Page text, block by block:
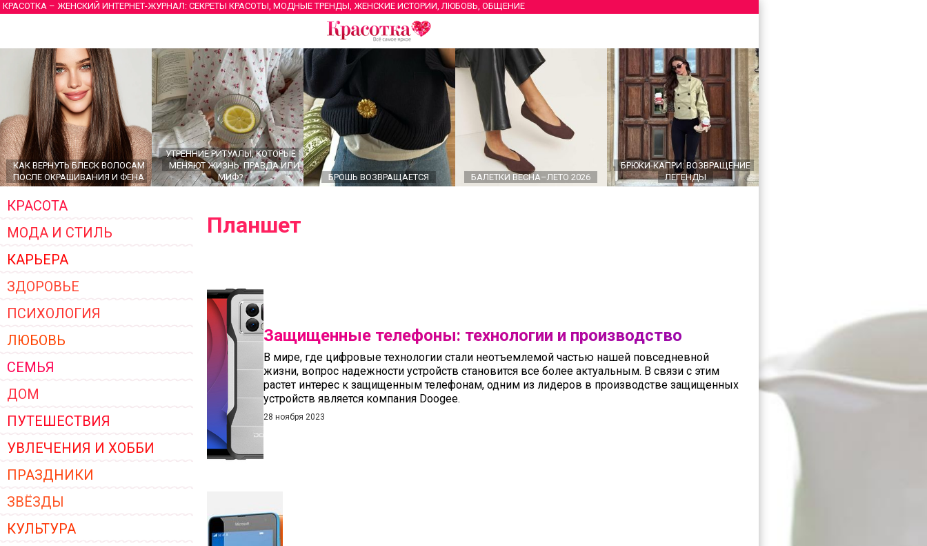
КРАСОТКА – ЖЕНСКИЙ ИНТЕРНЕТ-ЖУРНАЛ: СЕКРЕТЫ КРАСОТЫ, МОДНЫЕ ТРЕНДЫ, ЖЕНСКИЕ ИСТОРИИ, ЛЮБОВЬ, ОБЩЕНИЕ
КАК ВЕРНУТЬ БЛЕСК ВОЛОСАМ
ПОСЛЕ ОКРАШИВАНИЯ И ФЕНА
УТРЕННИЕ РИТУАЛЫ, КОТОРЫЕ
МЕНЯЮТ ЖИЗНЬ: ПРАВДА ИЛИ
МИФ?
БРОШЬ ВОЗВРАЩАЕТСЯ БАЛЕТКИ ВЕСНА–ЛЕТО 2026
БРЮКИ-КАПРИ: ВОЗВРАЩЕНИЕ
ЛЕГЕНДЫ
ГЛАВНЫЕ ТРЕНДЫ ВЕРХНЕЙ
ЖЕНСКОЙ ОДЕЖДЫ 2026
КРАСОТА
МОДА И СТИЛЬ
КАРЬЕРА
ЗДОРОВЬЕ
ПСИХОЛОГИЯ
ЛЮБОВЬ
СЕМЬЯ
ДОМ
ПУТЕШЕСТВИЯ
УВЛЕЧЕНИЯ И ХОББИ
ПРАЗДНИКИ
ЗВЁЗДЫ
КУЛЬТУРА
Планшет
Защищенные телефоны: технологии и производство
В мире, где цифровые технологии стали неотъемлемой частью нашей повседневной
жизни, вопрос надежности устройств становится все более актуальным. В связи с этим
растет интерес к защищенным телефонам, одним из лидеров в производстве защищенных
устройств является компания Doogee.
28 ноября 2023